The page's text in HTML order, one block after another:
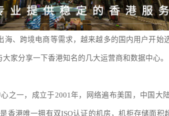
海、跨境电商等需求，越来越多的国内用户开始
大家分享一下香港知名的几大运营商和数据中心。
之一，成立于2001年，网络遍布美国，中国大
香港唯一拥有双ISO认证的机房，机柜存储面积